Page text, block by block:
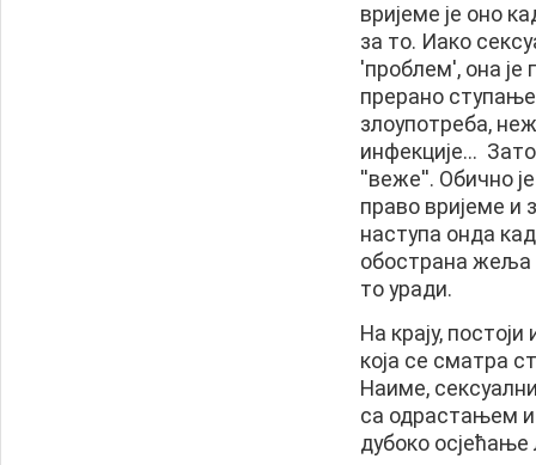
вријеме је оно
за то. Иако
'проблем', она
прерано
злоупотреба,
инфекције...
''веже''. Обично
право вријеме и
наступа онда
обострана жеља
то уради.
На крају,
која се сматра
Наиме,
са одрастањем
дубоко